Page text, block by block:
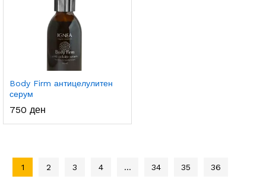
Body Firm антицелулитен
серум
750 ден
1 2 3 4 … 34 35 36